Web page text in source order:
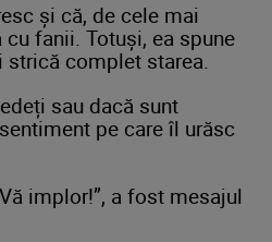
și că, de cele mai
fanii. Totuși, ea spune
strică complet starea.
sau dacă sunt
pe care îl urăsc
implor!”, a fost mesajul